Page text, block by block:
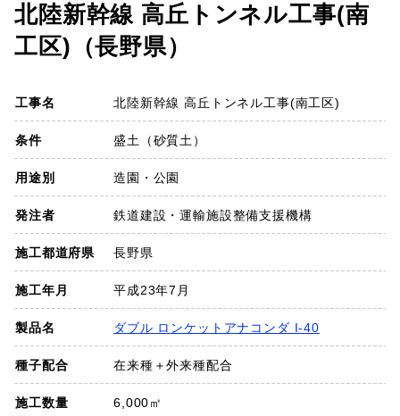
よくあるご質問
会社概要
お知らせ
採用情報
プライバシーポリシー
お問い合わせ
北陸新幹線 高丘トンネル工事(南
工区)（長野県）
工事名 北陸新幹線 高丘トンネル工事(南工区)
条件 盛土（砂質土）
用途別 造園・公園
発注者 鉄道建設・運輸施設整備支援機構
施工都道府県 長野県
施工年月 平成23年7月
製品名 ダブル ロンケットアナコンダ I-40
種子配合 在来種＋外来種配合
施工数量 6,000㎡